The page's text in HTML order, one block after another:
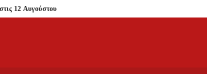
12 Αυγούστου